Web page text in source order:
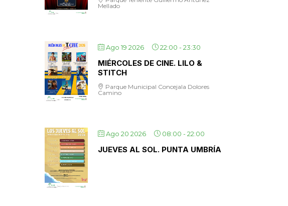
Mellado
Ago 19 2026 22:00 -23:30
MIÉRCOLES DE CINE. LILO &
STITCH
Parque Municipal Concejala Dolores
Camino
Ago 20 2026 08:00 -22:00
JUEVES AL SOL. PUNTA UMBRÍA